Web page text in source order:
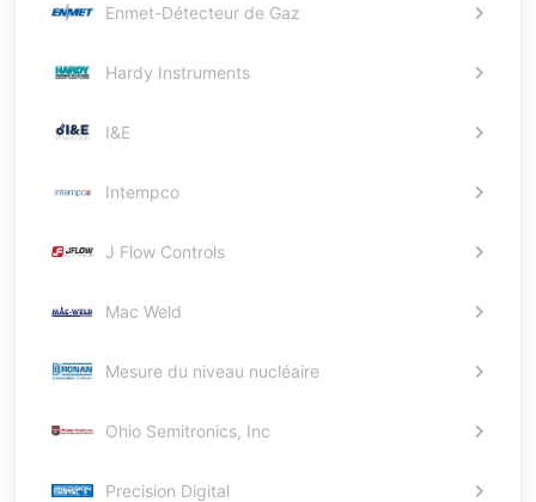
Enmet-Détecteur de Gaz
Hardy Instruments
I&E
Intempco
J Flow Controls
Mac Weld
Mesure du niveau nucléaire
Ohio Semitronics, Inc
Precision Digital